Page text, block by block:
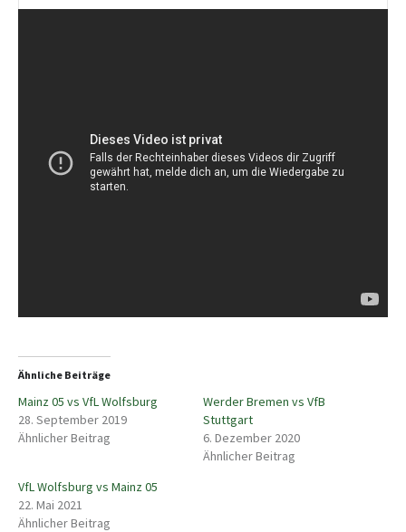
Ähnliche Beiträge
Mainz 05 vs VfL Wolfsburg
28. September 2019
Ähnlicher Beitrag
Werder Bremen vs VfB
Stuttgart
6. Dezember 2020
Ähnlicher Beitrag
VfL Wolfsburg vs Mainz 05
22. Mai 2021
Ähnlicher Beitrag